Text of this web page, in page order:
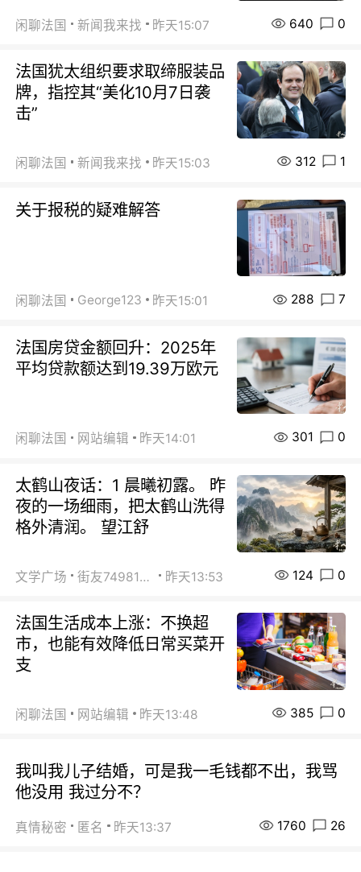
闲聊法国 新闻我来找 昨天15:07 640 0
法国犹太组织要求取缔服装品
牌，指控其“美化10月7日袭
击”
闲聊法国 新闻我来找 昨天15:03 312 1
关于报税的疑难解答
闲聊法国 George123 昨天15:01 288 7
法国房贷金额回升：2025年
平均贷款额达到19.39万欧元
闲聊法国 网站编辑 昨天14:01 301 0
太鹤山夜话：1 晨曦初露。 昨
夜的一场细雨，把太鹤山洗得
格外清润。 望江舒
文学广场 街友74981146 昨天13:53 124 0
法国生活成本上涨：不换超
市，也能有效降低日常买菜开
支
闲聊法国 网站编辑 昨天13:48 385 0
我叫我儿子结婚，可是我一毛钱都不出，我骂
他没用 我过分不？
真情秘密 匿名 昨天13:37 1760 26